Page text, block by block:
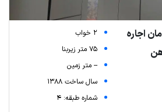
2 خواب
75 متر زیربنا
-- متر زمین
سال ساخت 1388
شماره طبقه: 4